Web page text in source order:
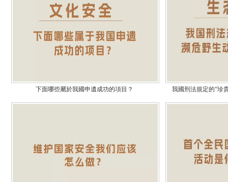
下面哪些屬於我國申遺成功的項目？ 我國刑法規定的“珍